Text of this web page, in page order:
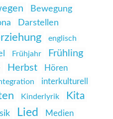
Bewegung
Darstellen
englisch
Frühjahr Frühling
Herbst
Hören
interkulturell
Kinderlyrik Kita
Lied Medien